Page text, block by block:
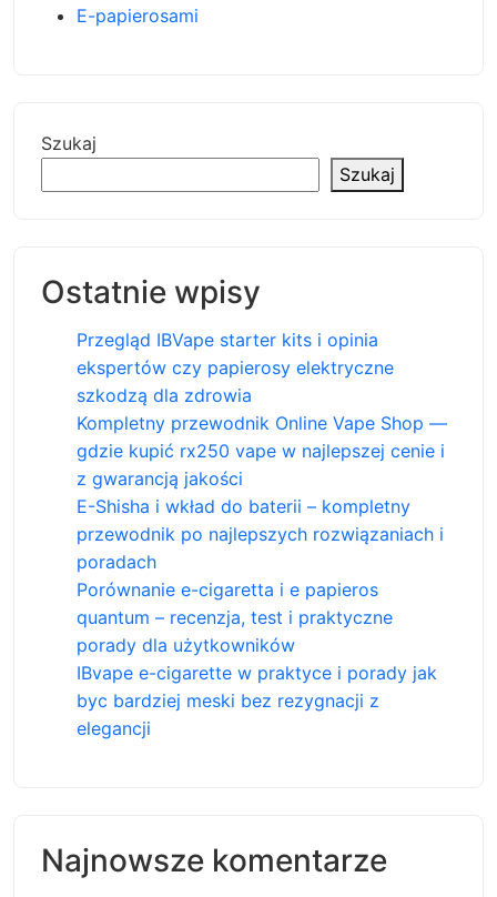
E-papierosami
Szukaj
Szukaj
Ostatnie wpisy
Przegląd IBVape starter kits i opinia
ekspertów czy papierosy elektryczne
szkodzą dla zdrowia
Kompletny przewodnik Online Vape Shop —
gdzie kupić rx250 vape w najlepszej cenie i
z gwarancją jakości
E-Shisha i wkład do baterii – kompletny
przewodnik po najlepszych rozwiązaniach i
poradach
Porównanie e-cigaretta i e papieros
quantum – recenzja, test i praktyczne
porady dla użytkowników
IBvape e-cigarette w praktyce i porady jak
byc bardziej meski bez rezygnacji z
elegancji
Najnowsze komentarze